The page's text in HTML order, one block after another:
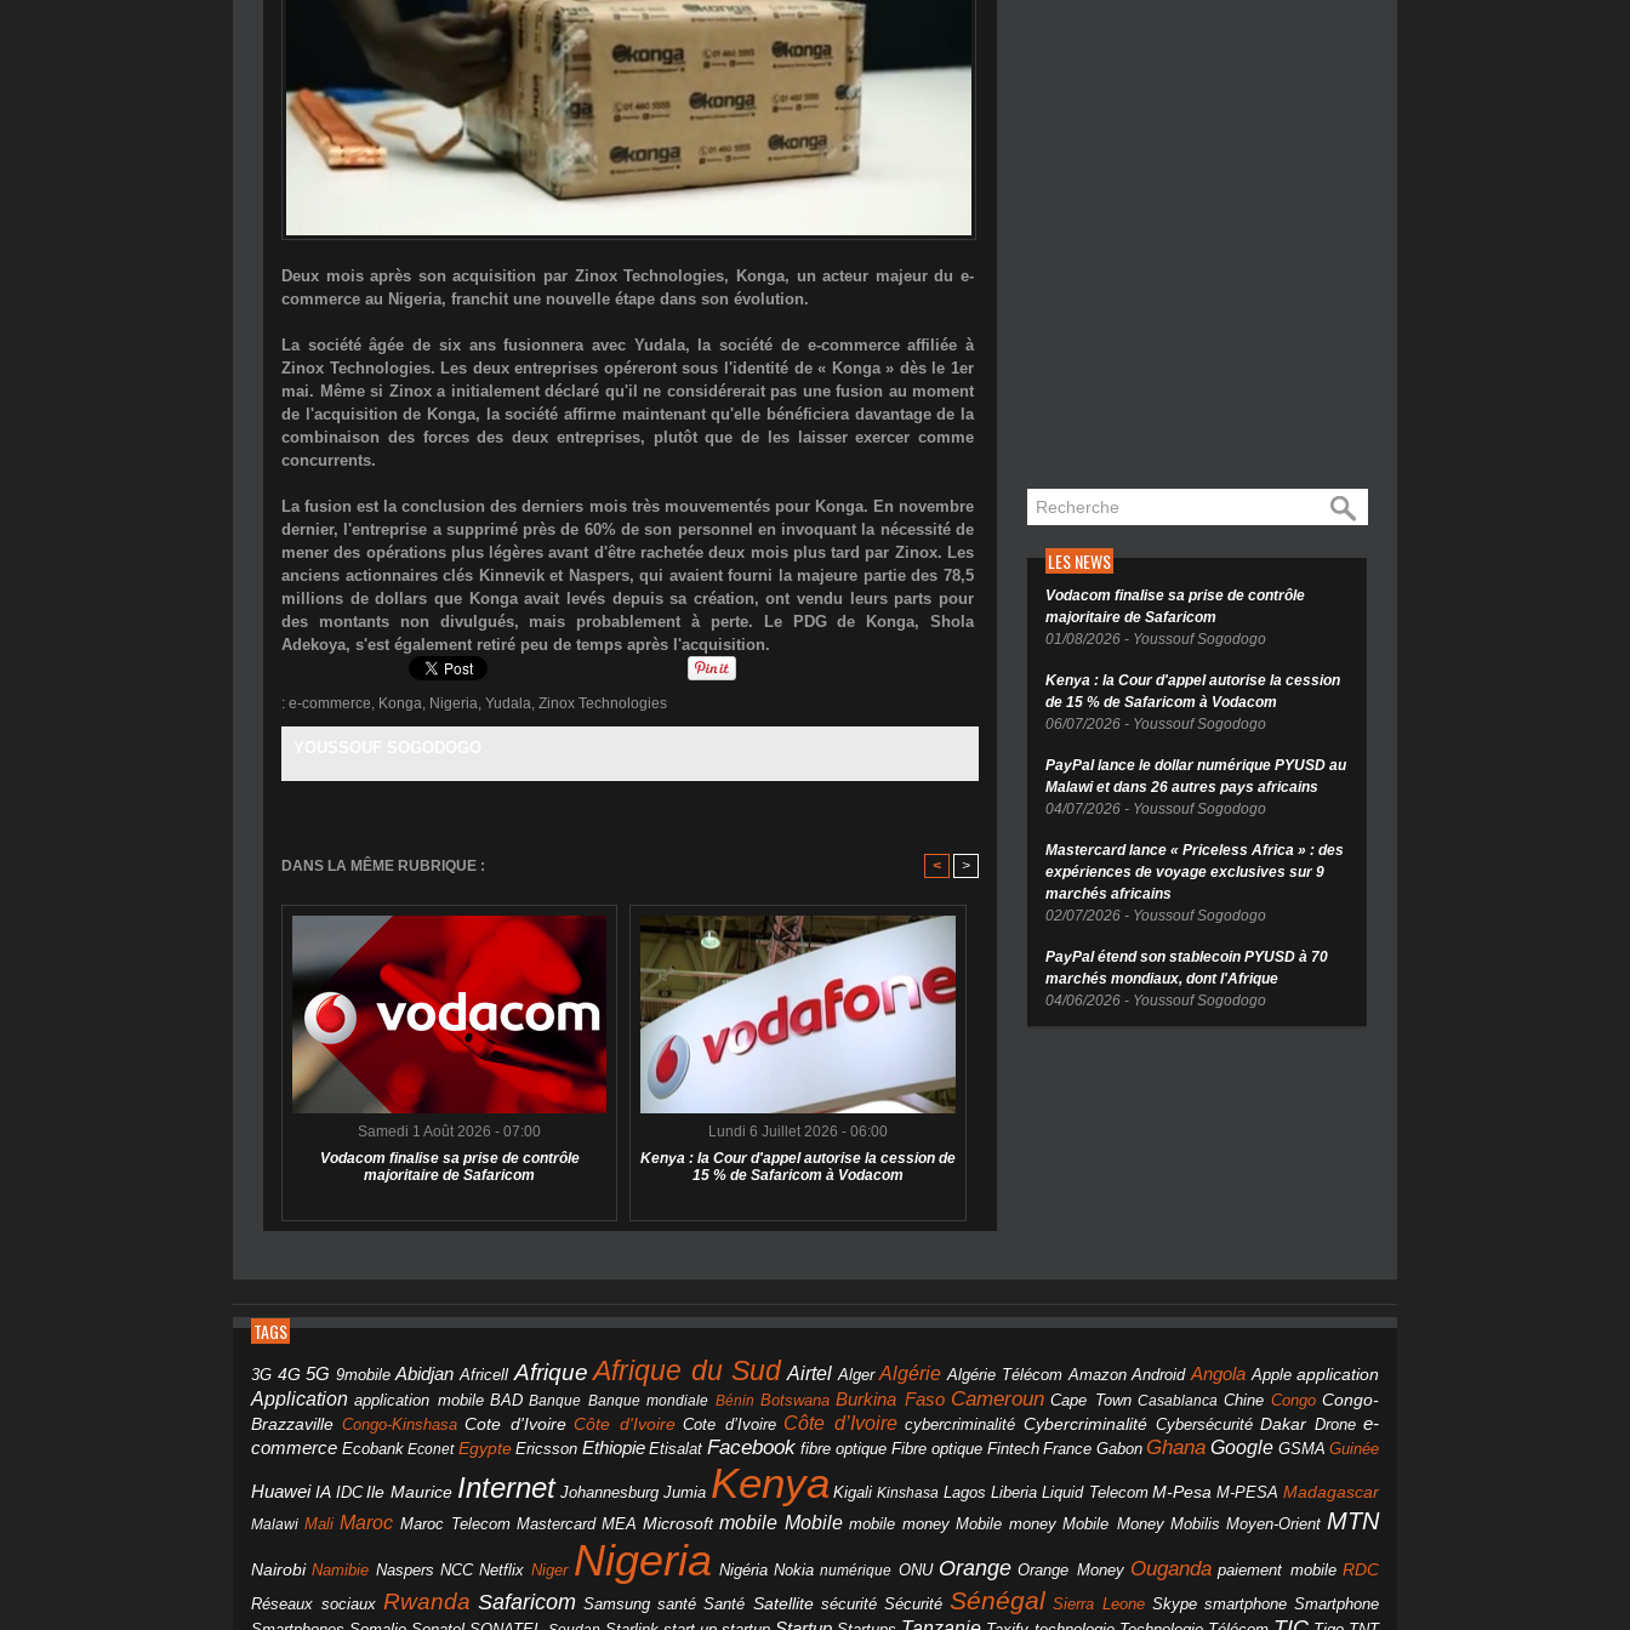
Deux mois après son acquisition par Zinox Technologies, Konga, un acteur majeur du e-
commerce au Nigeria, franchit une nouvelle étape dans son évolution.
La société âgée de six ans fusionnera avec Yudala, la société de e-commerce affiliée à
Zinox Technologies. Les deux entreprises opéreront sous l'identité de « Konga» dès le 1er
mai. Même si Zinox a initialement déclaré qu'il ne considérerait pas une fusion au moment
de l'acquisition de Konga, la société affirme maintenant qu'elle bénéficiera davantage de la
combinaison des forces des deux entreprises, plutôt que de les laisser exercer comme
concurrents.
La fusion est la conclusion des derniers mois très mouvementés pour Konga. En novembre
dernier, l'entreprise a supprimé près de 60% de son personnel en invoquant la nécessité de
mener des opérations plus légères avant d'être rachetée deux mois plus tard par Zinox. Les
anciens actionnaires clés Kinneviket Naspers, qui avaient fourni la majeure partie des78,5
millions de dollars que Konga avait levés depuis sa création, ont vendu leurs parts pour
des montants non divulgués, mais probablement à perte. Le PDG de Konga, Shola
Adekoya, s'est également retiré peu de temps après l'acquisition.
: e-commerce Konga Nigeria Yudala Zinox Technologies
DANS LA MÊME RUBRIQUE : < >
Samedi 1 Août 2026 - 07:00
Vodacom finalise sa prise de contrôle
majoritaire de Safaricom
Lundi 6 Juillet 2026 - 06:00
Kenya : la Cour d'appel autorise la cession de
15 % de Safaricom à Vodacom
LES NEWS
Vodacom finalise sa prise de contrôle
majoritaire de Safaricom
01/08/2026 - Youssouf Sogodogo
Kenya : la Cour d'appel autorise la cession
de 15 % de Safaricom à Vodacom
06/07/2026 - Youssouf Sogodogo
PayPal lance le dollar numérique PYUSD au
Malawi et dans 26 autres pays africains
04/07/2026 - Youssouf Sogodogo
Mastercard lance « Priceless Africa » : des
expériences de voyage exclusives sur 9
marchés africains
02/07/2026 - Youssouf Sogodogo
PayPal étend son stablecoin PYUSD à 70
marchés mondiaux, dont l'Afrique
04/06/2026 - Youssouf Sogodogo
TAGS
3G 4G 5G 9mobile Abidjan Africell Afrique Afrique du Sud Airtel Alger Algérie Algérie Télécom Amazon Android Angola Apple application
Application application mobile BAD Banque Banque mondiale Bénin Botswana Burkina Faso Cameroun Cape Town Casablanca Chine Congo Congo-
Brazzaville Congo-Kinshasa Cote d'Ivoire Côte d'Ivoire Cote d’Ivoire Côte d’Ivoire cybercriminalité Cybercriminalité Cybersécurité Dakar Drone e-
commerce Ecobank Econet Egypte Ericsson Ethiopie Etisalat Facebook fibre optique Fibre optique Fintech France Gabon Ghana Google GSMA Guinée
Huawei IA IDC Ile Maurice Internet Johannesburg Jumia Kenya Kigali Kinshasa Lagos Liberia Liquid Telecom M-Pesa M-PESA Madagascar
Malawi Mali Maroc Maroc Telecom Mastercard MEA Microsoft mobile Mobile mobile money Mobile money Mobile Money Mobilis Moyen-Orient MTN
Nairobi Namibie Naspers NCC Netflix Niger Nigeria Nigéria Nokia numérique ONU Orange Orange Money Ouganda paiement mobile RDC
Réseaux sociaux Rwanda Safaricom Samsung santé Santé Satellite sécurité Sécurité Sénégal Sierra Leone Skype smartphone Smartphone